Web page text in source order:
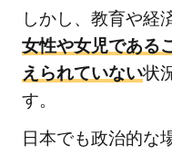
しかし、教育や経
女性や女児である
えられていない状
す。
日本でも政治的な